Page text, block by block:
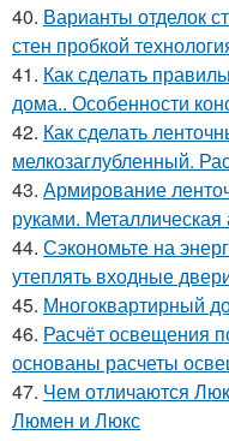
40. Варианты отделок
стен пробкой
41. Как сделать
дома.. Особенности
42. Как сделать
мелкозаглубленный.
43. Армирование
руками. Металлическая
44. Сэкономьте на
утеплять входные
45. Многоквартирный
46. Расчёт освещения
основаны расчеты
47. Чем отличаются
Люмен и Люкс